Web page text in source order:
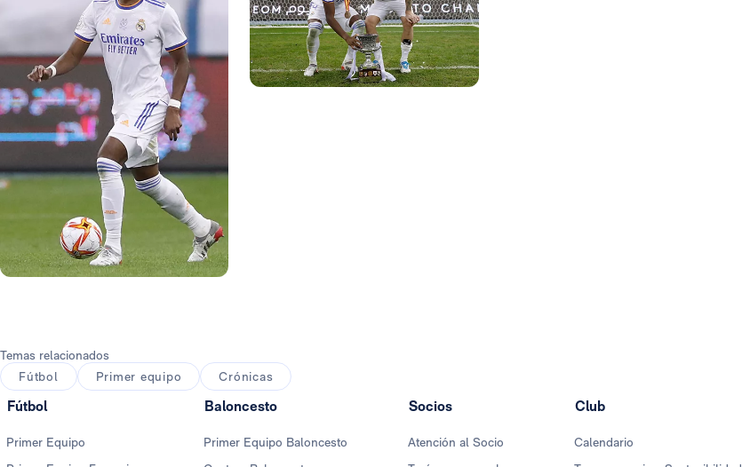
Temas relacionados
Fútbol
Primer equipo Crónicas
Fútbol
Primer Equipo
Baloncesto
Primer Equipo Baloncesto
Socios
Atención al Socio
Club
Calendario